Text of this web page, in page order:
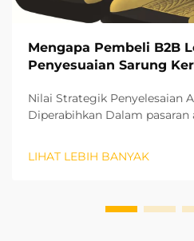
Mengapa Pembeli B2B
Penyesuaian Sarung
Nilai Strategik Penyelesaian
Diperabihkan Dalam
kursi kereta OEM sebagai
LIHAT LEBIH BANYAK